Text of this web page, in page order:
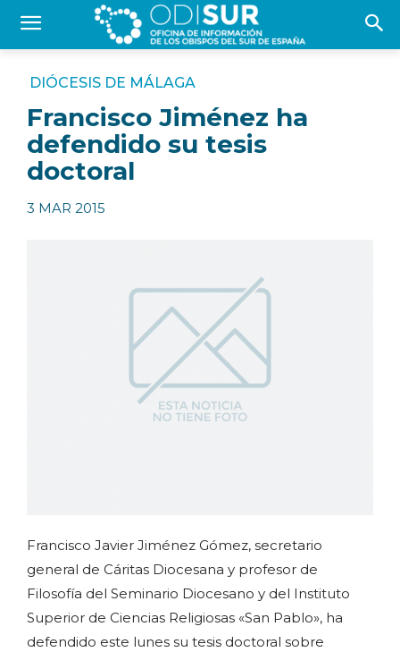
DIÓCESIS DE MÁLAGA
Francisco Jiménez ha
defendido su tesis
doctoral
3 MAR 2015
Francisco Javier Jiménez Gómez, secretario
general de Cáritas Diocesana y profesor de
Filosofía del Seminario Diocesano y del Instituto
Superior de Ciencias Religiosas «San Pablo», ha
defendido este lunes su tesis doctoral sobre